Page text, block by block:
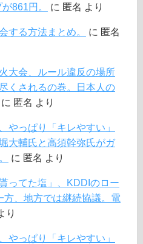
861円。
に 匿名 より
する方法まとめ。 に 匿名
大会、ルール違反の場所
くされるの巻。日本人の
に 匿名 より
やっぱり「キレやすい」
大輔氏と高須幹弥氏がガ
に 匿名 より
ってた塩」、KDDIのロー
方、地方では継続協議。電
り
やっぱり「キレやすい」